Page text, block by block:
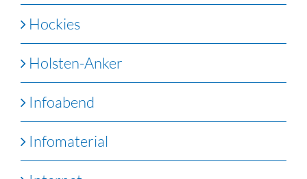
Hockies
Holsten-Anker
Infoabend
Infomaterial